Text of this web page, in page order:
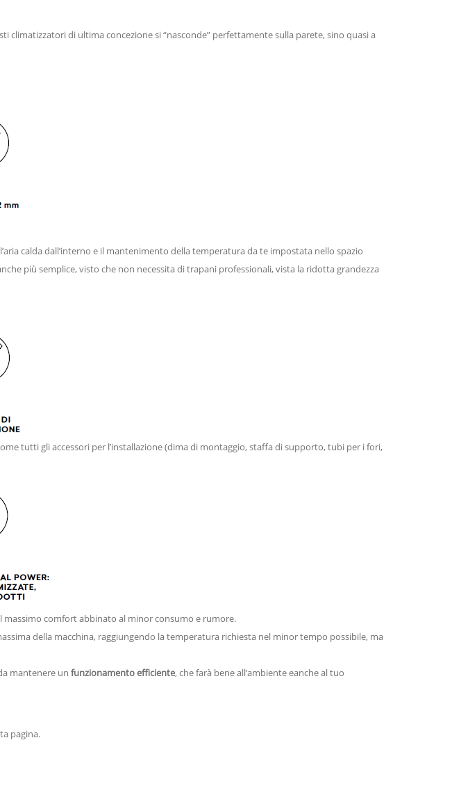
di ultima concezione si “nasconde” perfettamente sulla parete, sino quasi a
calda dall’interno e il mantenimento della temperatura da te impostata nello spazio
più semplice, visto che non necessita di trapani professionali, vista la ridotta grandezza
tutti gli accessori per l’installazione (dima di montaggio, staffa di supporto, tubi per i fori,
comfort abbinato al minor consumo e rumore.
della macchina, raggiungendo la temperatura richiesta nel minor tempo possibile, ma
mantenere un funzionamento efficiente, che farà bene all’ambiente eanche al tuo
pagina.